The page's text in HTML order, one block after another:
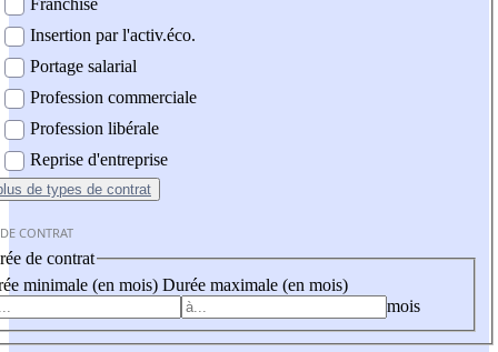
Franchise
Insertion par l'activ.éco.
Portage salarial
Profession commerciale
Profession libérale
Reprise d'entreprise
de types de contrat
CONTRAT
de contrat
minimale (en mois) Durée maximale (en mois)
mois